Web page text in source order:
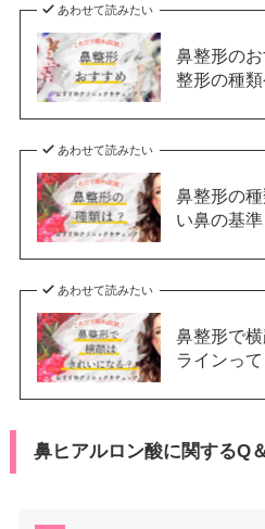
あわせて読みたい
鼻整形の
整形の種
あわせて読みたい
鼻整形の
い鼻の基
あわせて読みたい
鼻整形で
ラインっ
鼻ヒアルロン酸に関するQ